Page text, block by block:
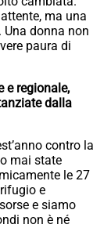
ma una
donna non
paura di
e regionale,
dalla
contro la
mai state
le 27
e
e siamo
non è né